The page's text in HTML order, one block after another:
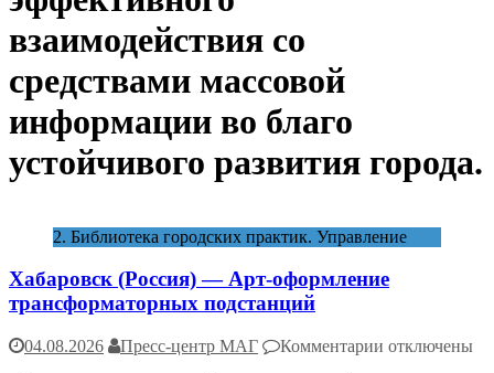
взаимодействия со
средствами массовой
информации во благо
устойчивого развития города.
2. Библиотека городских практик. Управление
Хабаровск (Россия) — Арт-оформление
трансформаторных подстанций
04.08.2026 Пресс-центр МАГ Комментарии котключены